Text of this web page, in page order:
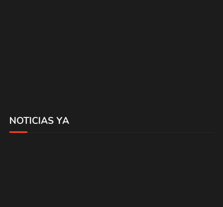
NOTICIAS YA